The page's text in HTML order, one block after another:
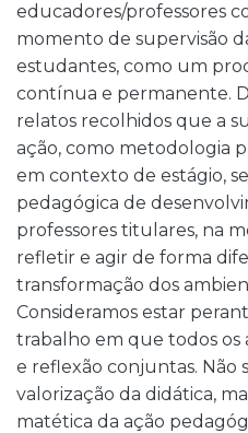
educadores/professores
momento de supervisão
estudantes, como um
contínua e permanente.
relatos recolhidos que a
ação, como metodologia
em contexto de estágio,
pedagógica de
professores titulares, na
refletir e agir de forma
transformação dos
Consideramos estar
trabalho em que todos os
e reflexão conjuntas. Não
valorização da didática,
matética da ação